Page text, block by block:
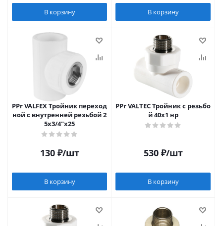
В корзину В корзину
PPr VALFEX Тройник переход
ной с внутренней резьбой 2
5х3/4"х25
130₽/шт
В корзину
PPr VALTEC Тройник c резьбо
й 40х1 нр
530₽/шт
В корзину